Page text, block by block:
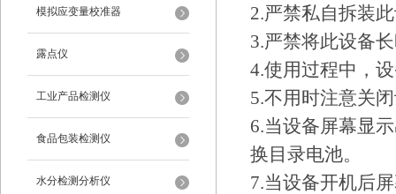
模拟应变量校准器
露点仪
工业产品检测仪
食品包装检测仪
水分检测分析仪
2.严禁私自拆装
3.严禁将此设备
4.使用过程中，
5.不用时注意关
6.当设备屏幕显
换目录电池。
7.当设备开机后